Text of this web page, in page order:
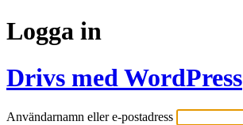
Logga in
Drivs med WordPress
Användarnamn eller e-postadress